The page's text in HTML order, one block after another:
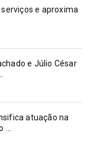
serviços e aproxima
e Júlio César
atuação na